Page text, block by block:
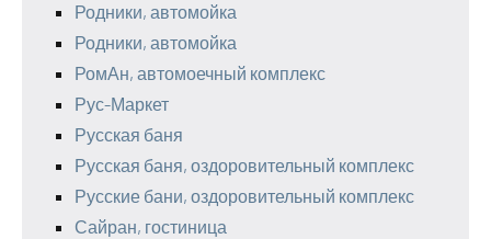
Родники, автомойка
Родники, автомойка
РомАн, автомоечный комплекс
Рус-Маркет
Русская баня
Русская баня, оздоровительный комплекс
Русские бани, оздоровительный комплекс
Сайран, гостиница